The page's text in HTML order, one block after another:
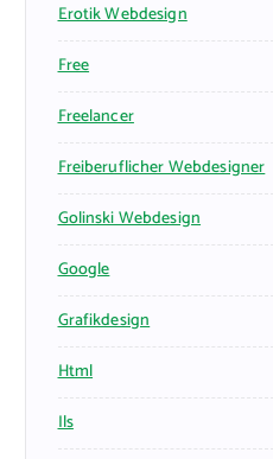
Erotik Webdesign
Free
Freelancer
Freiberuflicher Webdesigner
Golinski Webdesign
Google
Grafikdesign
Html
Ils